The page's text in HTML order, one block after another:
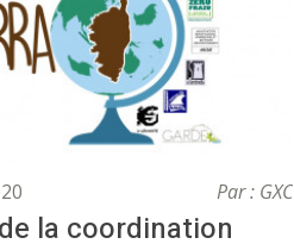
Par : GXC
la coordination